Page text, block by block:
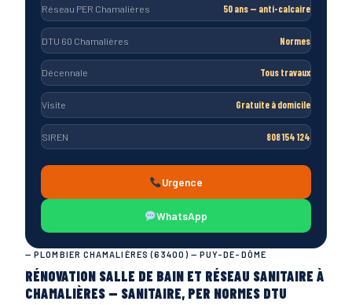
— PLOMBIER CHAMALIÈRES (63400) — PUY-DE-DÔME
RÉNOVATION SALLE DE BAIN ET RÉSEAU SANITAIRE À
CHAMALIÈRES — SANITAIRE, PER NORMES DTU
Réseau PER Chamalières 50 ans — anti-calcaire
DTU 60 Chamalières Normes
Décennale Tous travaux
Visite Gratuite à domicile
SIREN 808 154 124
Urgence
WhatsApp